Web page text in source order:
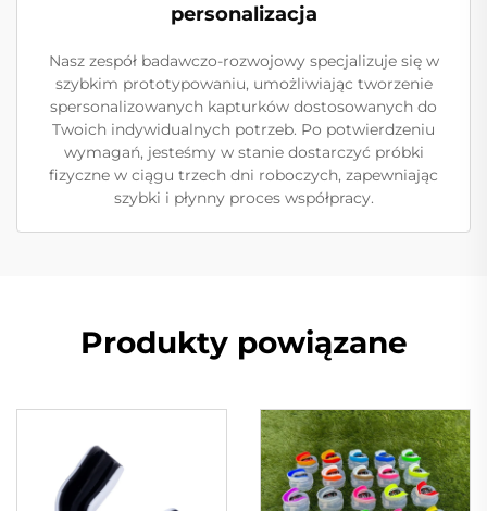
personalizacja
Nasz zespół badawczo-rozwojowy specjalizuje się w
szybkim prototypowaniu, umożliwiając tworzenie
spersonalizowanych kapturków dostosowanych do
Twoich indywidualnych potrzeb. Po potwierdzeniu
wymagań, jesteśmy w stanie dostarczyć próbki
fizyczne w ciągu trzech dni roboczych, zapewniając
szybki i płynny proces współpracy.
Produkty powiązane